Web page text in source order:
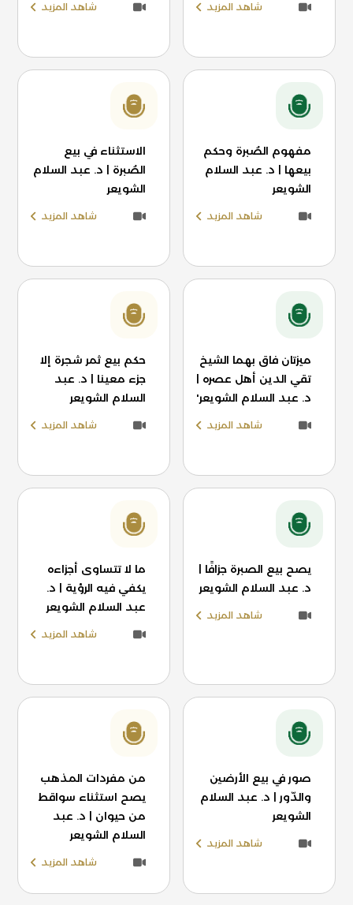
شاهد المزيد شاهد المزيد
مفهوم الصُبرة وحكم
بيعها | د. عبد السلام
الشويعر
شاهد المزيد
الاستثناء في بيع
الصُبرة | د. عبد السلام
الشويعر
شاهد المزيد
ميزتان فاق بهما الشيخ
تقي الدين أهل عصره |
د. عبد السلام الشويعر'
شاهد المزيد
حكم بيع ثمر شجرة إلا
جزء معينا | د. عبد
السلام الشويعر
شاهد المزيد
يصح بيع الصبرة جزافًا |
د. عبد السلام الشويعر
شاهد المزيد
ما لا تتساوى أجزاءه
يكفي فيه الرؤية | د.
عبد السلام الشويعر
شاهد المزيد
صور في بيع الأرضين
والدّور | د. عبد السلام
الشويعر
شاهد المزيد
من مفردات المذهب
يصح استثناء سواقط
من حيوان | د. عبد
السلام الشويعر
شاهد المزيد